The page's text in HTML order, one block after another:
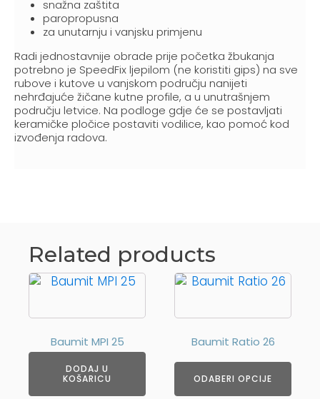
snažna zaštita
paropropusna
za unutarnju i vanjsku primjenu
Radi jednostavnije obrade prije početka žbukanja
potrebno je SpeedFix ljepilom (ne koristiti gips) na sve
rubove i kutove u vanjskom području nanijeti
nehrđajuće žičane kutne profile, a u unutrašnjem
području letvice. Na podloge gdje će se postavljati
keramičke pločice postaviti vodilice, kao pomoć kod
izvođenja radova.
Related products
Baumit MPI 25
DODAJ U
KOŠARICU
Baumit Ratio 26
ODABERI OPCIJE
Ovaj
varijanti.
Opcije
mogu